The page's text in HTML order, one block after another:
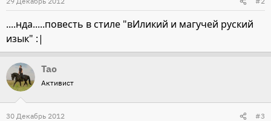
....нда.....повесть в стиле "вИликий и магучей руский
изык" :|
Тао
Активист
30 Декабрь 2012 #3